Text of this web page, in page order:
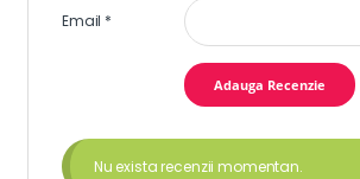
Email *
Nu exista recenzii momentan.